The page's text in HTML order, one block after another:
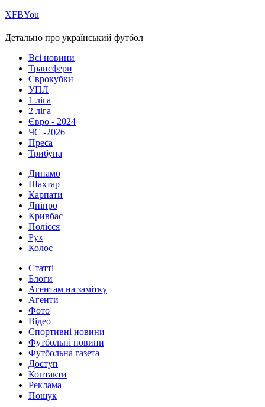
ХFBYou
Детально про український футбол
Всі новини
Трансфери
Єврокубки
УПЛ
1 ліга
2 ліга
Євро - 2024
ЧС -2026
Преса
Трибуна
Динамо
Шахтар
Карпати
Дніпро
Кривбас
Полісся
Рух
Колос
Статті
Блоги
Агентам на замітку
Агенти
Фото
Відео
Спортивні новини
Футбольні новини
Футбольна газета
Доступ
Контакти
Реклама
Пошук